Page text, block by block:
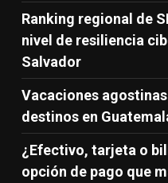
Ranking regional de
nivel de resiliencia
Salvador
Vacaciones
destinos en
¿Efectivo, tarjeta o
opción de pago que